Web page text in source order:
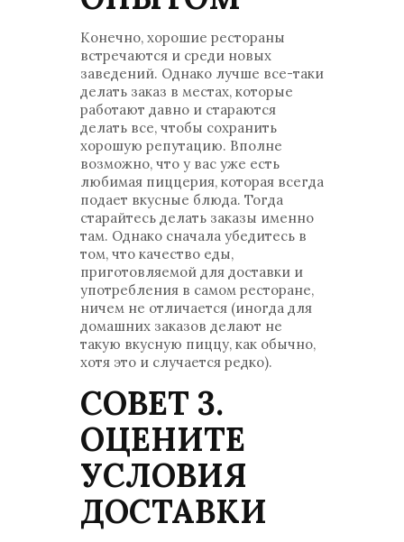
Конечно, хорошие рестораны
встречаются и среди новых
заведений. Однако лучше все-таки
делать заказ в местах, которые
работают давно и стараются
делать все, чтобы сохранить
хорошую репутацию. Вполне
возможно, что у вас уже есть
любимая пиццерия, которая всегда
подает вкусные блюда. Тогда
старайтесь делать заказы именно
там. Однако сначала убедитесь в
том, что качество еды,
приготовляемой для доставки и
употребления в самом ресторане,
ничем не отличается (иногда для
домашних заказов делают не
такую вкусную пиццу, как обычно,
хотя это и случается редко).
СОВЕТ 3.
ОЦЕНИТЕ
УСЛОВИЯ
ДОСТАВКИ